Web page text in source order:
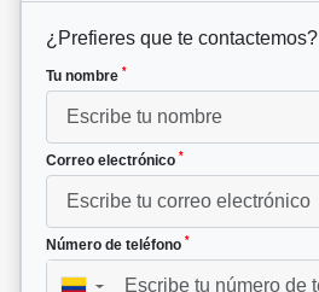
¿Prefieres que te contactemos?
Tu nombre *
Correo electrónico *
Número de teléfono *
▼